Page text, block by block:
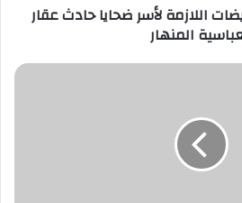
اللازمة لأسر ضحايا حادث عقار
المنهار